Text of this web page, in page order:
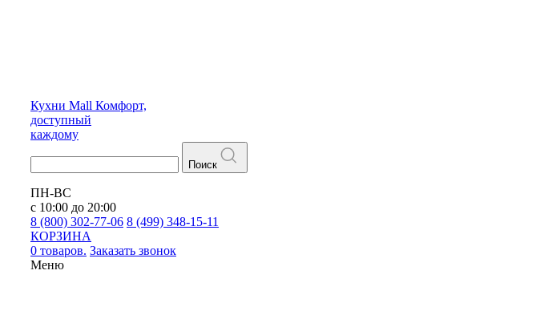
Кухни Mall Комфорт,
доступный
каждому
Поиск
ПН-ВС
с 10:00 до 20:00
8 (800) 302-77-06 8 (499) 348-15-11
КОРЗИНА
0 товаров. Заказать звонок
Меню